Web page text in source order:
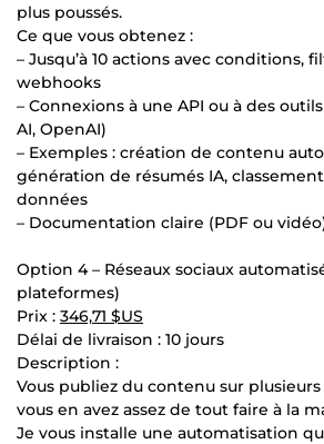
plus poussés.
Ce que vous obtenez :
– Jusqu’à 10 actions avec conditions,
webhooks
– Connexions à une API ou à des
AI, OpenAI)
– Exemples : création de contenu
génération de résumés IA,
données
– Documentation claire (PDF ou
Option 4 – Réseaux sociaux
plateformes)
Prix : 346,71 $US
Délai de livraison : 10 jours
Description :
Vous publiez du contenu sur
vous en avez assez de tout faire à la
Je vous installe une automatisation